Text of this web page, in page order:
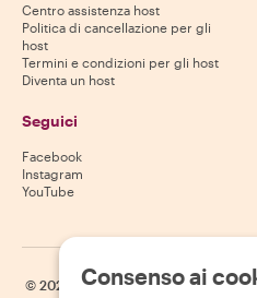
Centro assistenza host
Politica di cancellazione per gli
host
Termini e condizioni per gli host
Diventa un host
Seguici
Facebook
Instagram
YouTube
© 2026 Withlocals.com | Informativa
Consenso ai